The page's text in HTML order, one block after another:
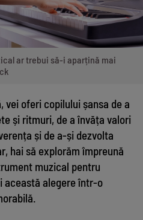
ar trebui să-i aparțină mai
vei oferi copilului șansa de a
și ritmuri, de a învăța valori
și de a-și dezvolta
hai să explorăm împreună
muzical pentru
această alegere într-o